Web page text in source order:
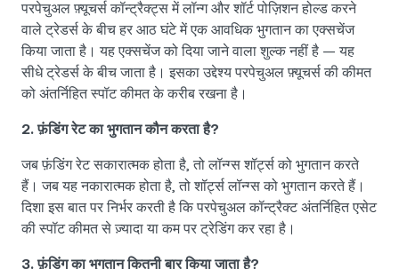
परपेचुअल फ़्यूचर्स कॉन्ट्रैक्ट्स में लॉन्ग और शॉर्ट पोज़िशन होल्ड करने
वाले ट्रेडर्स के बीच हर आठ घंटे में एक आवधिक भुगतान का एक्सचेंज
किया जाता है। यह एक्सचेंज को दिया जाने वाला शुल्क नहीं है — यह
सीधे ट्रेडर्स के बीच जाता है। इसका उद्देश्य परपेचुअल फ़्यूचर्स की कीमत
को अंतर्निहित स्पॉट कीमत के करीब रखना है।
2. फ़ंडिंग रेट का भुगतान कौन करता है?
जब फ़ंडिंग रेट सकारात्मक होता है, तो लॉन्ग्स शॉर्ट्स को भुगतान करते
हैं। जब यह नकारात्मक होता है, तो शॉर्ट्स लॉन्ग्स को भुगतान करते हैं।
दिशा इस बात पर निर्भर करती है कि परपेचुअल कॉन्ट्रैक्ट अंतर्निहित एसेट
की स्पॉट कीमत से ज़्यादा या कम पर ट्रेडिंग कर रहा है।
3. फ़ंडिंग का भुगतान कितनी बार किया जाता है?